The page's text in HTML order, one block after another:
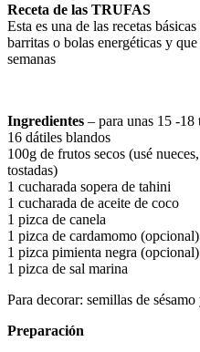
Receta de las TRUFAS
Esta es una de las recetas
barritas o bolas energéticas y
semanas
Ingredientes – para unas 15 -18
16 dátiles blandos
100g de frutos secos (usé
tostadas)
1 cucharada sopera de tahini
1 cucharada de aceite de coco
1 pizca de canela
1 pizca de cardamomo (opcional)
1 pizca pimienta negra (opcional)
1 pizca de sal marina
Para decorar: semillas de
Preparación